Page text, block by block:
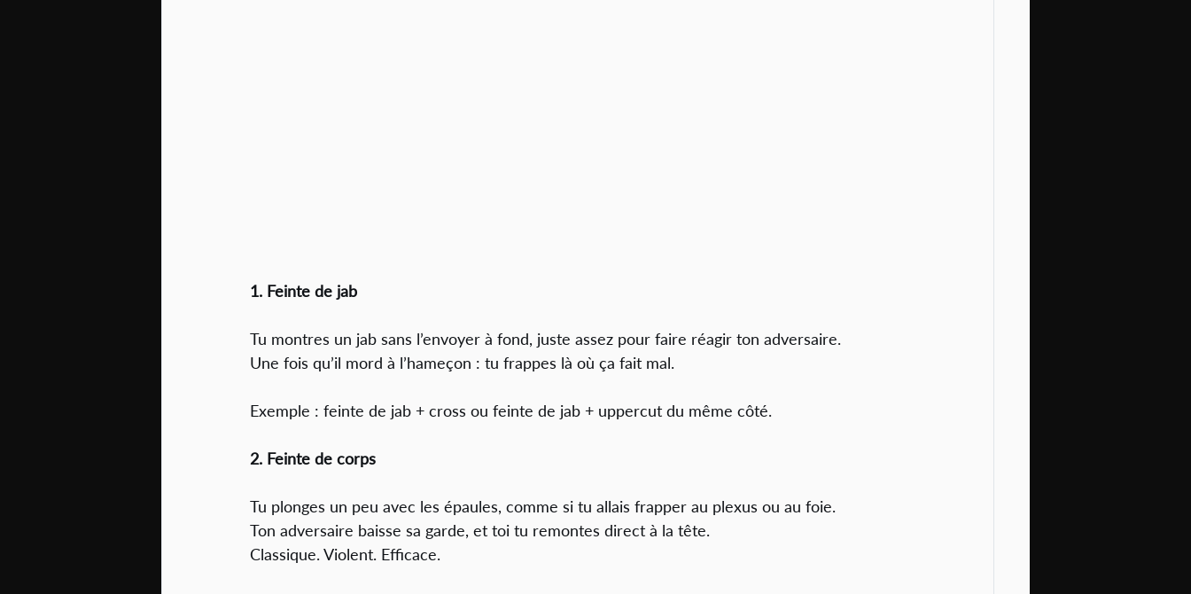
1. Feinte de jab
Tu montres un jab sans l’envoyer à fond, juste assez pour faire réagir ton adversaire.
Une fois qu’il mord à l’hameçon : tu frappes là où ça fait mal.
Exemple : feinte de jab + cross ou feinte de jab + uppercut du même côté.
2. Feinte de corps
Tu plonges un peu avec les épaules, comme si tu allais frapper au plexus ou au foie.
Ton adversaire baisse sa garde, et toi tu remontes direct à la tête.
Classique. Violent. Efficace.